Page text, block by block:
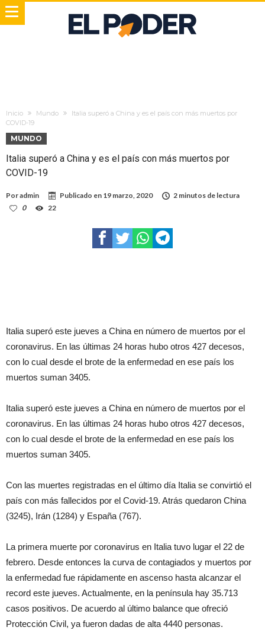
Inicio Mundo
Italia superó a China y es el país con más muertos por
COVID-19
MUNDO
Italia superó a China y es el país con más muertos por
COVID-19
Poradmin Publicado en 19 marzo, 2020
2 minutos de lectura
0
22
Italia superó este jueves a China en número de muertos por el
coronavirus. En las últimas 24 horas hubo otros 427 decesos,
con lo cual desde el brote de la enfermedad en ese país los
muertos suman 3405.
Italia superó este jueves a China en número de muertos por el
coronavirus. En las últimas 24 horas hubo otros 427 decesos,
con lo cual desde el brote de la enfermedad en ese país los
muertos suman 3405.
Con las muertes registradas en el último día Italia se convirtió el
país con más fallecidos por el Covid-19. Atrás quedaron China
(3245), Irán (1284) y España (767).
La primera muerte por coronavirus en Italia tuvo lugar el 22 de
febrero. Desde entonces la curva de contagiados y muertos por
la enfermedad fue rápidamente en ascenso hasta alcanzar el
record este jueves. Actualmente, en la península hay 35.713
casos positivos. De acuerdo al último balance que ofreció
Protección Civil, ya fueron dadas de alta 4440 personas.